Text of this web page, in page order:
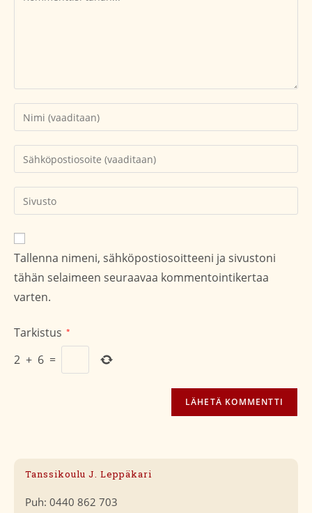
Kirjoita
nimesi
tai
käyttäjätunnuksesi
Kirjoita
sähköpostiosoitteesi
kommentoidaksesi
Kirjoita
sivustosi
verkko-
osoite/URL
(valinnainen)
Tallenna nimeni, sähköpostiosoitteeni ja sivustoni
tähän selaimeen seuraavaa kommentointikertaa
varten.
Tarkistus *
2 + 6 =
Tanssikoulu J. Leppäkari
Puh: 0440 862 703